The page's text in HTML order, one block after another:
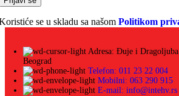
se u skladu sa našom Politikom
Adresa: Đuje i
Beograd
Telefon: 011 23 22 004
Mobilni: 063 290 915
E-mail: info@intehv.rs